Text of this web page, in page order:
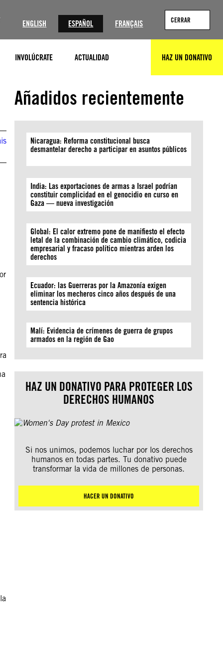
ENGLISH ESPAÑOL FRANÇAIS CERRAR
INVOLÚCRATE ACTUALIDAD HAZ UN DONATIVO
Añadidos recientemente
Nicaragua: Reforma constitucional busca
desmantelar derecho a participar en asuntos públicos
India: Las exportaciones de armas a Israel podrían
constituir complicidad en el genocidio en curso en
Gaza — nueva investigación
Global: El calor extremo pone de manifiesto el efecto
letal de la combinación de cambio climático, codicia
empresarial y fracaso político mientras arden los
derechos
Ecuador: las Guerreras por la Amazonía exigen
eliminar los mecheros cinco años después de una
sentencia histórica
Malí: Evidencia de crímenes de guerra de grupos
armados en la región de Gao
HAZ UN DONATIVO PARA PROTEGER LOS
DERECHOS HUMANOS
Si nos unimos, podemos luchar por los derechos
humanos en todas partes. Tu donativo puede
transformar la vida de millones de personas.
HACER UN DONATIVO